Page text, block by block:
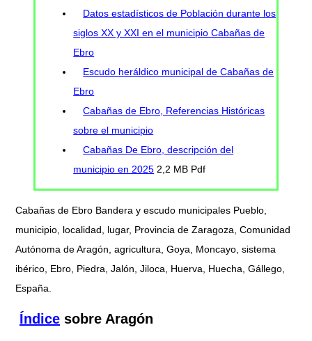
Datos estadísticos de Población durante los
siglos XX y XXI en el municipio Cabañas de
Ebro
Escudo heráldico municipal de Cabañas de
Ebro
Cabañas de Ebro, Referencias Históricas
sobre el municipio
Cabañas De Ebro, descripción del
municipio en 2025 2,2 MB Pdf
Cabañas de Ebro Bandera y escudo municipales Pueblo,
municipio, localidad, lugar, Provincia de Zaragoza, Comunidad
Autónoma de Aragón, agricultura, Goya, Moncayo, sistema
ibérico, Ebro, Piedra, Jalón, Jiloca, Huerva, Huecha, Gállego,
España.
Índice sobre Aragón